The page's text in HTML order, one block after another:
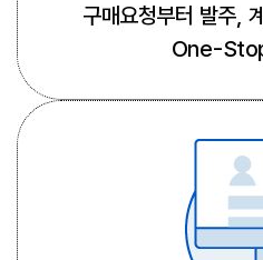
구매요청부터 발주,
One-